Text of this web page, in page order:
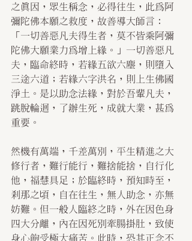
之真因，眾生稱念，必得往生，此為阿
彌陀佛本願之救度，故善導大師言：
「一切善惡凡夫得生者，莫不皆乘阿彌
陀佛大願業力為增上緣。」一切善惡凡
夫，臨命終時，若緣五欲六塵，則墮入
三途六道；若緣六字洪名，則上生佛國
淨土。是以助念法緣，對於吾輩凡夫，
跳脫輪迴，了辦生死，成就大業，甚為
重要。
然機有萬端，千差萬別，平生精進之大
修行者，難行能行，難捨能捨，自行化
他，福慧具足；於臨終時，預知時至，
剎那之頃，自在往生，無人助念，亦無
妨難。但一般人臨終之時，外在因色身
四大分離，內在因死別牽腸掛肚，致使
身心飽受極大痛苦。此時，恐其正念不